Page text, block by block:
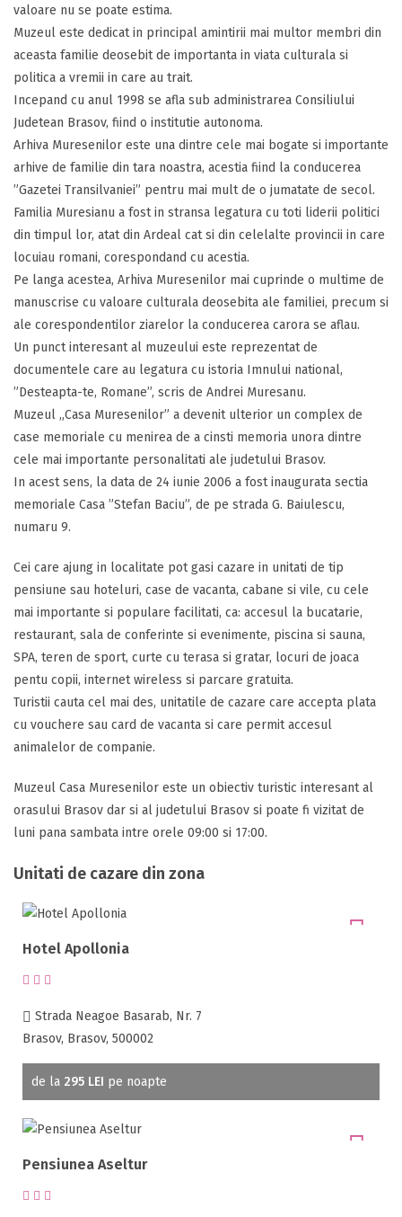
valoare nu se poate estima.
Muzeul este dedicat in principal amintirii mai multor membri din
aceasta familie deosebit de importanta in viata culturala si
politica a vremii in care au trait.
Incepand cu anul 1998 se afla sub administrarea Consiliului
Judetean Brasov, fiind o institutie autonoma.
Arhiva Muresenilor este una dintre cele mai bogate si importante
arhive de familie din tara noastra, acestia fiind la conducerea
”Gazetei Transilvaniei” pentru mai mult de o jumatate de secol.
Familia Muresianu a fost in stransa legatura cu toti liderii politici
din timpul lor, atat din Ardeal cat si din celelalte provincii in care
locuiau romani, corespondand cu acestia.
Pe langa acestea, Arhiva Muresenilor mai cuprinde o multime de
manuscrise cu valoare culturala deosebita ale familiei, precum si
ale corespondentilor ziarelor la conducerea carora se aflau.
Un punct interesant al muzeului este reprezentat de
documentele care au legatura cu istoria Imnului national,
”Desteapta-te, Romane”, scris de Andrei Muresanu.
Muzeul „Casa Muresenilor” a devenit ulterior un complex de
case memoriale cu menirea de a cinsti memoria unora dintre
cele mai importante personalitati ale judetului Brasov.
In acest sens, la data de 24 iunie 2006 a fost inaugurata sectia
memoriale Casa ”Stefan Baciu”, de pe strada G. Baiulescu,
numaru 9.
Cei care ajung in localitate pot gasi cazare in unitati de tip
pensiune sau hoteluri, case de vacanta, cabane si vile, cu cele
mai importante si populare facilitati, ca: accesul la bucatarie,
restaurant, sala de conferinte si evenimente, piscina si sauna,
SPA, teren de sport, curte cu terasa si gratar, locuri de joaca
pentu copii, internet wireless si parcare gratuita.
Turistii cauta cel mai des, unitatile de cazare care accepta plata
cu vouchere sau card de vacanta si care permit accesul
animalelor de companie.
Muzeul Casa Muresenilor este un obiectiv turistic interesant al
orasului Brasov dar si al judetului Brasov si poate fi vizitat de
luni pana sambata intre orele 09:00 si 17:00.
Unitati de cazare din zona
Hotel Apollonia
Strada Neagoe Basarab, Nr. 7
Brasov, Brasov, 500002
de la 295 LEI pe noapte
Pensiunea Aseltur